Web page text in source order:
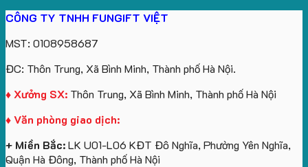
Công
Ty
Lữ
lớn
logo
Trung
số
lượng
lớn
theo
bông
giấy
in
logo
CÔNG TY TNHH FUNGIFT VIỆT
MST: 0108958687
ĐC: Thôn Trung, Xã Bình Minh, Thành phố Hà Nội.
♦ Xưởng SX: Thôn Trung, Xã Bình Minh, Thành phố Hà Nội
♦ Văn phòng giao dịch:
+ Miền Bắc:LK U01-L06 KĐT Đô Nghĩa, Phường Yên Nghĩa,
Quận Hà Đông, Thành phố Hà Nội